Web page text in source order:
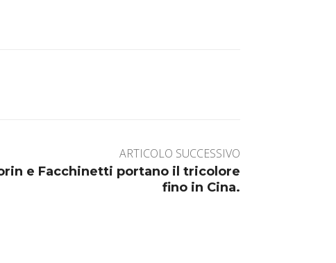
ARTICOLO SUCCESSIVO
e Facchinetti portano il tricolore
fino in Cina.